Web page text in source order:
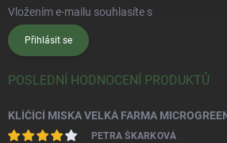
Vložením e-mailu souhlasíte s
Přihlásit se
POSLEDNÍ HODNOCENÍ PRODUKTŮ
PETRA ŠKARKOVÁ